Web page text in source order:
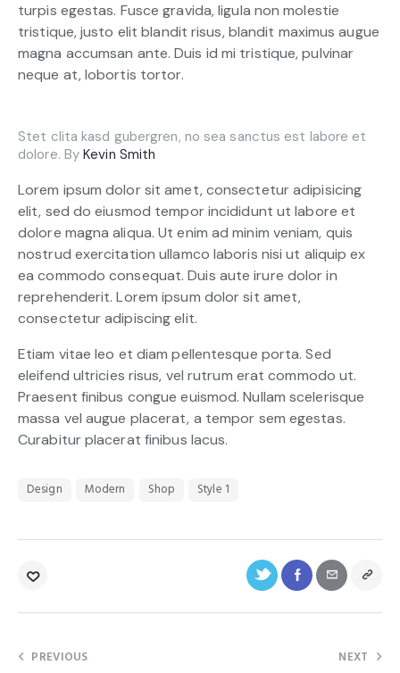
turpis egestas. Fusce gravida, ligula non molestie
tristique, justo elit blandit risus, blandit maximus augue
magna accumsan ante. Duis id mi tristique, pulvinar
neque at, lobortis tortor.
Stet clita kasd gubergren, no sea sanctus est labore et
dolore. ByKevin Smith
Lorem ipsum dolor sit amet, consectetur adipisicing
elit, sed do eiusmod tempor incididunt ut labore et
dolore magna aliqua. Ut enim ad minim veniam, quis
nostrud exercitation ullamco laboris nisi ut aliquip ex
ea commodo consequat. Duis aute irure dolor in
reprehenderit. Lorem ipsum dolor sit amet,
consectetur adipiscing elit.
Etiam vitae leo et diam pellentesque porta. Sed
eleifend ultricies risus, vel rutrum erat commodo ut.
Praesent finibus congue euismod. Nullam scelerisque
massa vel augue placerat, a tempor sem egestas.
Curabitur placerat finibus lacus.
Design Modern Shop Style 1
PREVIOUS NEXT